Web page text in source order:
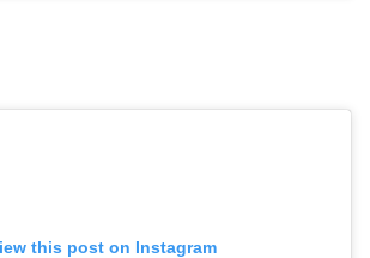
this post on Instagram